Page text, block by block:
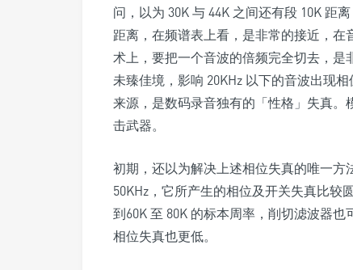
问，以为 30K 与 44K 之间还有段 10K 距
距离，在频谱表上看，是非常的接近，在
术上，要把一个音波的倍频完全切去，
未臻佳境，影响 20KHz 以下的音波出现
来源，是数码录音独有的「性格」失真
击武器。
初期，还以为解决上述相位失真的唯一
50KHz，它所产生的相位及开关失真比较
到60K 至 80K 的标本周率，削切滤波器也
相位失真也更低。